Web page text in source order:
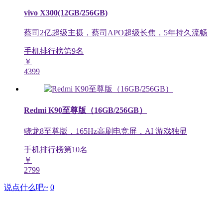
vivo X300(12GB/256GB)
蔡司2亿超级主摄，蔡司APO超级长焦，5年持久流畅
手机排行榜第9名
￥
4399
Redmi K90至尊版（16GB/256GB）
骁龙8至尊版，165Hz高刷电竞屏，AI 游戏独显
手机排行榜第10名
￥
2799
说点什么吧~ 0